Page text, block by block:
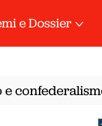
e Dossier
•